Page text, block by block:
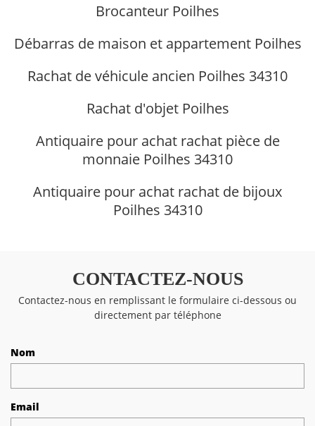
Brocanteur Poilhes
Débarras de maison et appartement Poilhes
Rachat de véhicule ancien Poilhes 34310
Rachat d'objet Poilhes
Antiquaire pour achat rachat pièce de
monnaie Poilhes 34310
Antiquaire pour achat rachat de bijoux
Poilhes 34310
CONTACTEZ-NOUS
Contactez-nous en remplissant le formulaire ci-dessous ou
directement par téléphone
Nom
Email